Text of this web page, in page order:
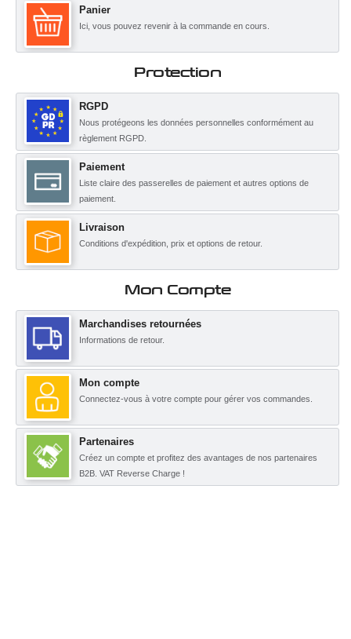
Panier
Ici, vous pouvez revenir à la commande en cours.
Protection
RGPD
Nous protégeons les données personnelles conformément au
règlement RGPD.
Paiement
Liste claire des passerelles de paiement et autres options de
paiement.
Livraison
Conditions d'expédition, prix et options de retour.
Mon Compte
Marchandises retournées
Informations de retour.
Mon compte
Connectez-vous à votre compte pour gérer vos commandes.
Partenaires
Créez un compte et profitez des avantages de nos partenaires
B2B. VAT Reverse Charge !